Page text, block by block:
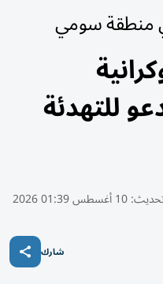
منطقة سومي
للتهدئة
10 أغسطس 01:39 2026
شارك